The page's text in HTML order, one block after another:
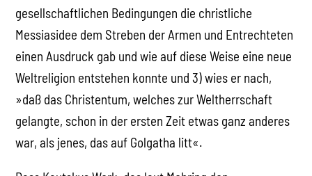
gesellschaftlichen Bedingungen die christliche
Messiasidee dem Streben der Armen und Entrechteten
einen Ausdruck gab und wie auf diese Weise eine neue
Weltreligion entstehen konnte und 3) wies er nach,
»daß das Christentum, welches zur Weltherrschaft
gelangte, schon in der ersten Zeit etwas ganz anderes
war, als jenes, das auf Golgatha litt«.